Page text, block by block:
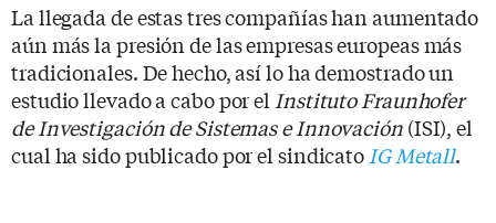
La llegada de estas tres compañías han aumentado
aún más la presión de las empresas europeas más
tradicionales. De hecho, así lo ha demostrado un
estudio llevado a cabo por el Instituto Fraunhofer
de Investigación de Sistemas e Innovación(ISI), el
cual ha sido publicado por el sindicato IG Metall.